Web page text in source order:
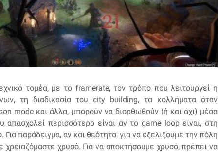
τομέα, με το framerate, τον τρόπο που λειτουργεί η
τη διαδικασία του city building, τα κολλήματα όταν
mode και άλλα, μπορούν να διορθωθούν (ή και όχι) μέσα
περισσότερο είναι αν το game loop είναι, στη
Για παράδειγμα, αν και θεότητα, για να εξελίξουμε την πόλη
χρειαζόμαστε χρυσό. Για να αποκτήσουμε χρυσό, πρέπει να